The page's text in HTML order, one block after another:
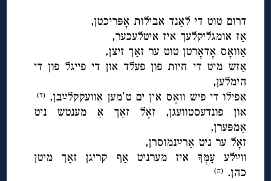
דרום טוט די לאַנד אבילות אָפּריכטן,
אַז אומגליקלעך איז איטלעכער,
אַוואָס אָדאָרטן טוט ער זאַך זיצן,
אַזש מיט די חיות פון פעלד און די פייגל פון די
הימלען,
אַפילו די פיש וואָס אין ים ט′מען אַוועקקלײַבן,(ד)
און פונדעסטוועגן, זאָל זאַך אַ מענטש ניט
אַמפּערן,
זאָל ער ניט אַרײַנמוסרן,
ווײַלע עַמְּךָ איז מערניט אַף קריגן זאַך מיטן
כהן.(ה)